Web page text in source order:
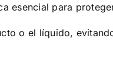
esencial para
o el líquido,